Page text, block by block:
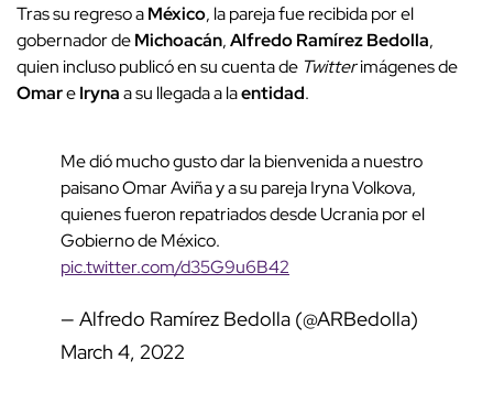
Tras su regreso aMéxico, la pareja fue recibida por el
gobernador deMichoacán,Alfredo Ramírez Bedolla,
quien incluso publicó en su cuenta de Twitterimágenes de
OmareIrynaa su llegada a laentidad.
Me dió mucho gusto dar la bienvenida a nuestro
paisano Omar Aviña y a su pareja Iryna Volkova,
quienes fueron repatriados desde Ucrania por el
Gobierno de México.
pic.twitter.com/d35G9u6B42
— Alfredo Ramírez Bedolla (@ARBedolla)
March 4, 2022